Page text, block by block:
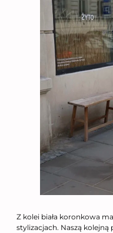
Z kolei biała koronkowa
stylizacjach. Naszą